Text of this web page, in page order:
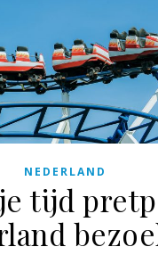
NEDERLAND
tijd